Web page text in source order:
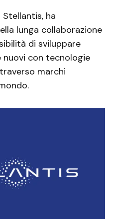
Stellantis, ha
lunga collaborazione
di sviluppare
con tecnologie
marchi